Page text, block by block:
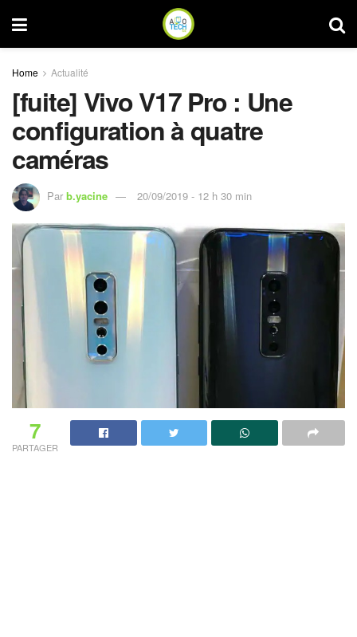
Home Actualité
[fuite] Vivo V17 Pro : Une
configuration à quatre
caméras
Par b.yacine 20/09/2019 - 12 h 30 min
7
PARTAGER